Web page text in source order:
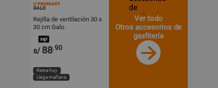
GALO
Rejilla de ventilación 30 x
30 cm Galo
s/ 88.90
Retira hoy
Llega mañana
Ver todo
Otros accesorios de
gasfitería